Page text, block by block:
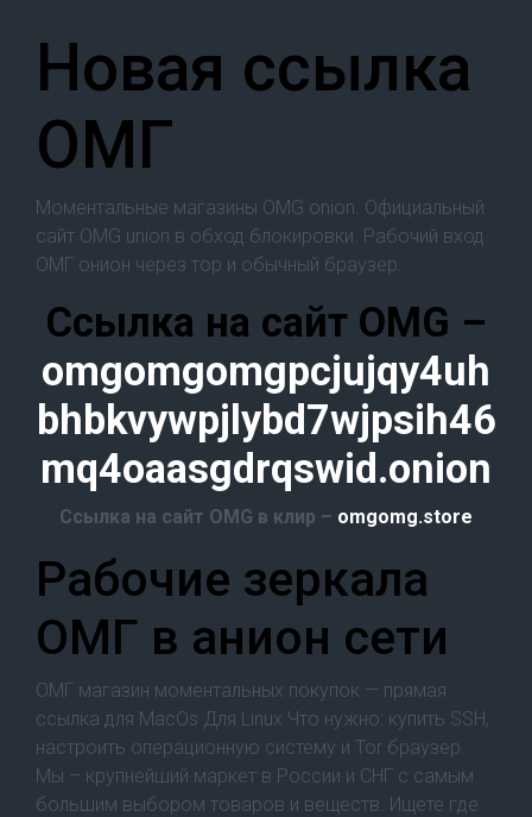
Новая ссылка
ОМГ
Моментальные магазины OMG onion. Официальный
сайт OMG union в обход блокировки. Рабочий вход
ОМГ онион через тор и обычный браузер.
Ссылка на сайт OMG –
omgomgomgpcjujqy4uh
bhbkvywpjlybd7wjpsih46
mq4oaasgdrqswid.onion
Ссылка на сайт OMG в клир – omgomg.store
Рабочие зеркала
ОМГ в анион сети
ОМГ магазин моментальных покупок — прямая
ссылка для MacOs Для Linux Что нужно: купить SSH,
настроить операционную систему и Tor браузер.
Мы – крупнейший маркет в России и СНГ с самым
большим выбором товаров и веществ. Ищете где